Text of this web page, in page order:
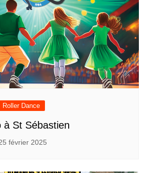
Roller Dance
à St Sébastien
février 2025